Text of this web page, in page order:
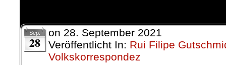
Sep.
28
on 28. September 2021
Veröffentlicht In: Rui Filipe
Volkskorrespondez